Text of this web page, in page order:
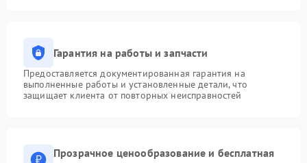
Гарантия на работы и запчасти
Предоставляется документированная гарантия на
выполненные работы и установленные детали, что
защищает клиента от повторных неисправностей
Прозрачное ценообразование и бесплатная